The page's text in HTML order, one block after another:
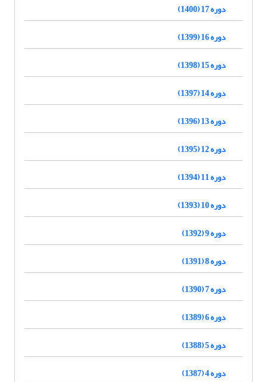
دوره 17 (1400)
دوره 16 (1399)
دوره 15 (1398)
دوره 14 (1397)
دوره 13 (1396)
دوره 12 (1395)
دوره 11 (1394)
دوره 10 (1393)
دوره 9 (1392)
دوره 8 (1391)
دوره 7 (1390)
دوره 6 (1389)
دوره 5 (1388)
دوره 4 (1387)